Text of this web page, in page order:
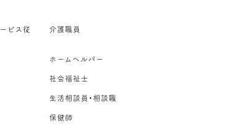
ビス従
介護職員
ホームヘルパー
社会福祉士
生活相談員・相談職
保健師